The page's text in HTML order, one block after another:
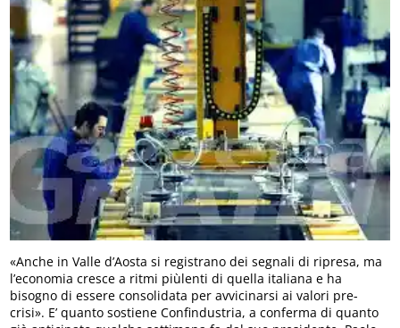
«Anche in Valle d’Aosta si registrano dei segnali di ripresa, ma
l’economia cresce a ritmi piùlenti di quella italiana e ha
bisogno di essere consolidata per avvicinarsi ai valori pre-
crisi». E’ quanto sostiene Confindustria, a conferma di quanto